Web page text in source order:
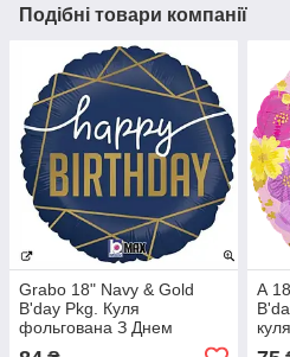
Подібні товари компанії
Grabo 18" Navy & Gold
B'day Pkg. Куля
фольгована З Днем
А